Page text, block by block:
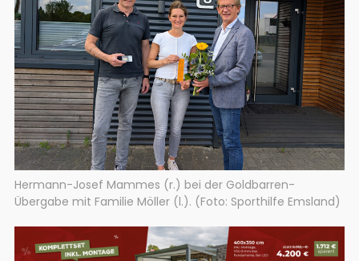
Hermann-Josef Mammes (r.) bei der Goldbarren-
Übergabe mit Familie Möller (l.). (Foto: Sporthilfe Emsland)